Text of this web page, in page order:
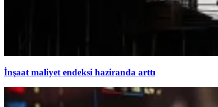
İnşaat maliyet endeksi haziranda arttı